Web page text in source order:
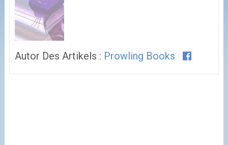
Autor Des Artikels : Prowling Books